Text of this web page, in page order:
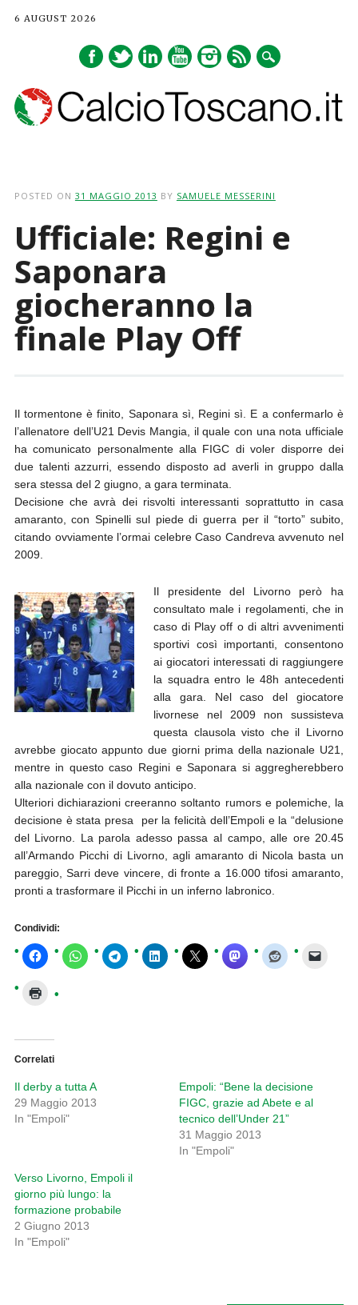
6 AUGUST 2026
POSTED ON 31 MAGGIO 2013 BY SAMUELE MESSERINI
Ufficiale: Regini e
Saponara
giocheranno la
finale Play Off
Il tormentone è finito, Saponara sì, Regini sì. E a confermarlo è
l’allenatore dell’U21 Devis Mangia, il quale con una nota ufficiale
ha comunicato personalmente alla FIGC di voler disporre dei
due talenti azzurri, essendo disposto ad averli in gruppo dalla
sera stessa del 2 giugno, a gara terminata.
Decisione che avrà dei risvolti interessanti soprattutto in casa
amaranto, con Spinelli sul piede di guerra per il “torto” subito,
citando ovviamente l’ormai celebre Caso Candreva avvenuto nel
2009.
Il presidente del Livorno però ha
consultato male i regolamenti, che in
caso di Play off o di altri avvenimenti
sportivi così importanti, consentono
ai giocatori interessati di raggiungere
la squadra entro le 48h antecedenti
alla gara. Nel caso del giocatore
livornese nel 2009 non sussisteva
questa clausola visto che il Livorno
avrebbe giocato appunto due giorni prima della nazionale U21,
mentre in questo caso Regini e Saponara si aggregherebbero
alla nazionale con il dovuto anticipo.
Ulteriori dichiarazioni creeranno soltanto rumors e polemiche, la
decisione è stata presa per la felicità dell’Empoli e la “delusione
del Livorno. La parola adesso passa al campo, alle ore 20.45
all’Armando Picchi di Livorno, agli amaranto di Nicola basta un
pareggio, Sarri deve vincere, di fronte a 16.000 tifosi amaranto,
pronti a trasformare il Picchi in un inferno labronico.
Condividi:
Correlati
Il derby a tutta A
29 Maggio 2013
In "Empoli"
Empoli: “Bene la decisione
FIGC, grazie ad Abete e al
tecnico dell’Under 21”
31 Maggio 2013
In "Empoli"
Verso Livorno, Empoli il
giorno più lungo: la
formazione probabile
2 Giugno 2013
In "Empoli"